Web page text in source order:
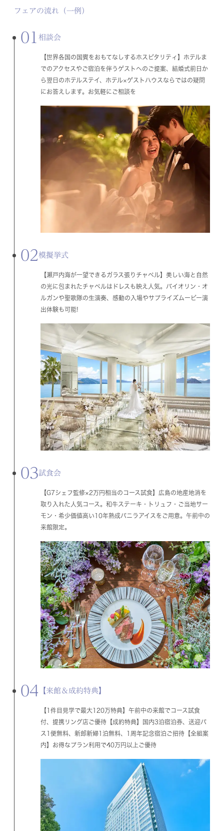
フェアの流れ（一例）
01 相談会
【世界各国の国賓をおもてなしするホスピタリティ】ホテルま
でのアクセスやご宿泊を伴うゲストへのご提案、結婚式前日か
ら翌日のホテルステイ、ホテル×ゲストハウスならではの疑問
にお答えします。お気軽にご相談を
02模擬挙式
【瀬戸内海が一望できるガラス張りチャペル】美しい海と自然
の光に包まれたチャペルはドレスも映え人気。バイオリン・オ
ルガンや聖歌隊の生演奏、感動の入場やサプライズムービー演
出体験も可能!
03試食会
【G7シェフ監修×2万円相当のコース試食】広島の地産地消を
取り入れた人気コース。和牛ステーキ・トリュフ・ご当地サー
モン・希少価値高い10年熟成バニラアイスをご用意。午前中の
来館限定。
04 【来館＆成約特典】
【1件目見学で最大120万特典】午前中の来館でコース試食
付、提携リング店ご優待【成約特典】国内3泊宿泊券、送迎バ
ス1便無料、新郎新婦1泊無料、1周年記念宿泊ご招待【全組案
内】お得なプラン利用で40万円以上ご優待